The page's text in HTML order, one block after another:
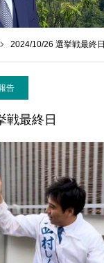
2024/10/26 選挙戦最終日
告
戦最終日